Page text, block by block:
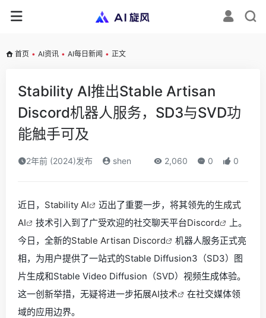
首页 • AI资讯 • AI每日新闻 • 正文
Stability AI推出Stable Artisan
Discord机器人服务，SD3与SVD功
能触手可及
2年前 (2024)发布 shen 2,060 0 0
近日， Stability AI 迈出了重要一步，将其领先的生成式
AI
技术引入到了广受欢迎的社交聊天平台Discord
上。
今日，全新的Stable Artisan Discord
机器人服务正式亮
相，为用户提供了一站式的Stable Diffusion3（SD3）图
片生成和Stable Video Diffusion（SVD）视频生成体验。
这一创新举措，无疑将进一步拓展AI技术
在社交媒体领
域的应用边界。